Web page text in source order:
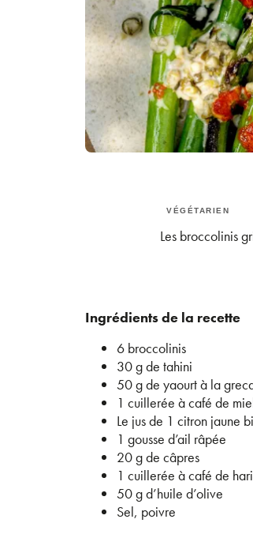
VÉGÉTARIEN
Les broccolinis
Ingrédients de la recette
6 broccolinis
30 g de tahini
50 g de yaourt à la
1 cuillerée à café de
Le jus de 1 citron jaune
1 gousse d’ail râpée
20 g de câpres
1 cuillerée à café de
50 g d’huile d’olive
Sel, poivre